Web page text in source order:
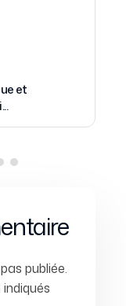
Moins d’aide, plus
publiée.